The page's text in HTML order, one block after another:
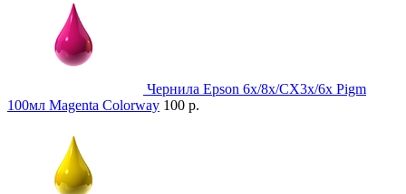
Чернила Epson 6x/8x/CX3x/6x Pigm
100мл Magenta Colorway 100 р.